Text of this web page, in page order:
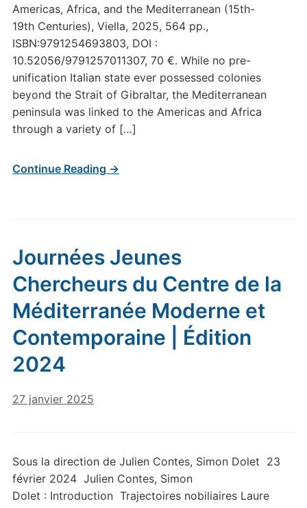
Americas, Africa, and the Mediterranean (15th-
19th Centuries), Viella, 2025, 564 pp.,
ISBN:9791254693803, DOI :
10.52056/9791257011307, 70 €. While no pre-
unification Italian state ever possessed colonies
beyond the Strait of Gibraltar, the Mediterranean
peninsula was linked to the Americas and Africa
through a variety of […]
Continue Reading →
Journées Jeunes
Chercheurs du Centre de la
Méditerranée Moderne et
Contemporaine | Édition
2024
27 janvier 2025
Sous la direction de Julien Contes, Simon Dolet 23
février 2024 Julien Contes, Simon
Dolet : Introduction Trajectoires nobiliaires Laure